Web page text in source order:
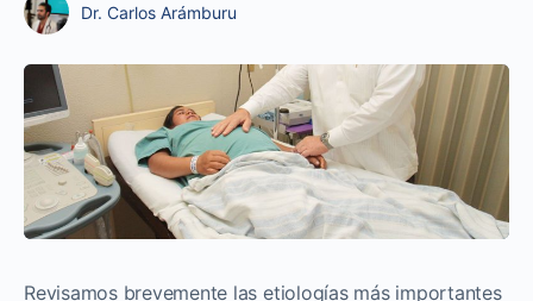
Dr. Carlos Arámburu
Revisamos brevemente las etiologías más importantes